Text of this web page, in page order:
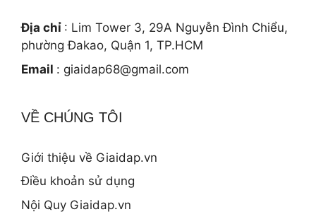
Địa chỉ : Lim Tower 3, 29A Nguyễn Đình Chiểu,
phường Đakao, Quận 1, TP.HCM
Email : giaidap68@gmail.com
VỀ CHÚNG TÔI
Giới thiệu về Giaidap.vn
Điều khoản sử dụng
Nội Quy Giaidap.vn